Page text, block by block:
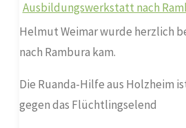
Helmut Weimar wurde herzlich
nach Rambura kam.
Die Ruanda-Hilfe aus Holzheim
gegen das Flüchtlingselend